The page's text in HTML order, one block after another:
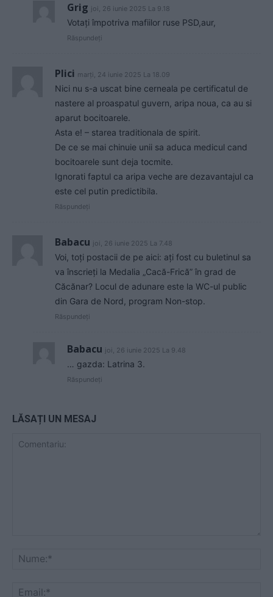
Grig joi, 26 iunie 2025 La 9.18
Votați împotriva mafiilor ruse PSD,aur,
Răspundeți
Plici marți, 24 iunie 2025 La 18.09
Nici nu s-a uscat bine cerneala pe certificatul de
nastere al proaspatul guvern, aripa noua, ca au si
aparut bocitoarele.
Asta e! – starea traditionala de spirit.
De ce se mai chinuie unii sa aduca medicul cand
bocitoarele sunt deja tocmite.
Ignorati faptul ca aripa veche are dezavantajul ca
este cel putin predictibila.
Răspundeți
Babacu joi, 26 iunie 2025 La 7.48
Voi, toți postacii de pe aici: ați fost cu buletinul sa
va înscrieți la Medalia „Cacă-Frică” în grad de
Căcănar? Locul de adunare este la WC-ul public
din Gara de Nord, program Non-stop.
Răspundeți
Babacu joi, 26 iunie 2025 La 9.48
… gazda: Latrina 3.
Răspundeți
LĂSAȚI UN MESAJ